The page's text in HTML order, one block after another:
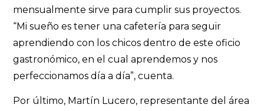
mensualmente sirve para cumplir sus proyectos.
“Mi sueño es tener una cafetería para seguir
aprendiendo con los chicos dentro de este oficio
gastronómico, en el cual aprendemos y nos
perfeccionamos día a día”, cuenta.
Por último, Martín Lucero, representante del área